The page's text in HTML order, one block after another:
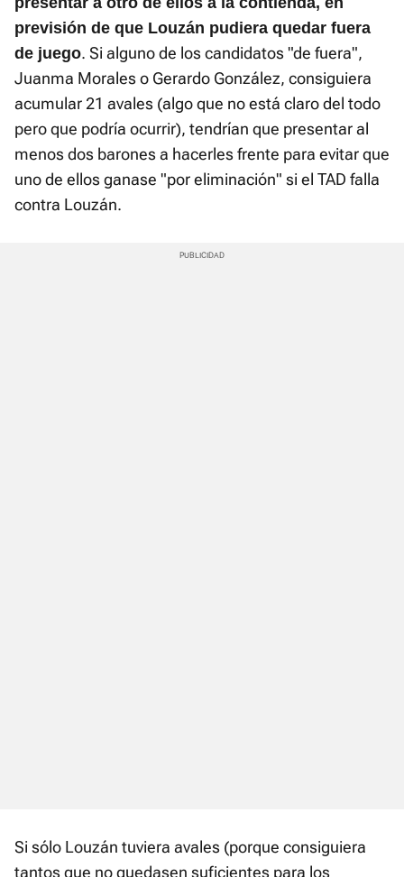
previsión de que Louzán pudiera quedar fuera
de juego. Si alguno de los candidatos "de fuera",
Juanma Morales o Gerardo González, consiguiera
acumular 21 avales (algo que no está claro del todo
pero que podría ocurrir), tendrían que presentar al
menos dos barones a hacerles frente para evitar que
uno de ellos ganase "por eliminación" si el TAD falla
contra Louzán.
Si sólo Louzán tuviera avales (porque consiguiera
tantos que no quedasen suficientes para los